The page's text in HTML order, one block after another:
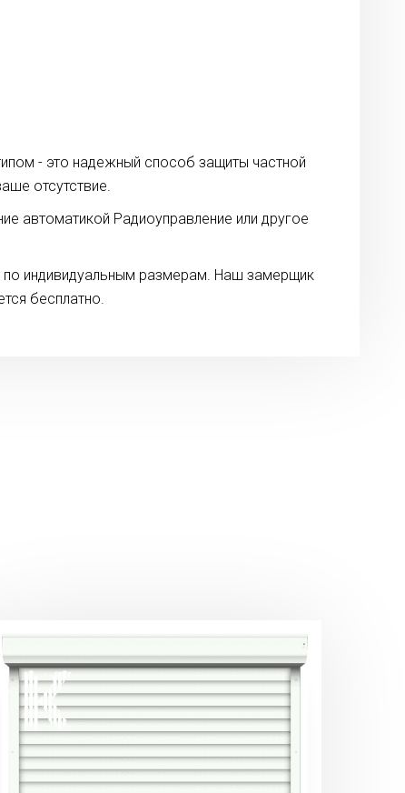
- это надежный способ защиты частной
отсутствие.
автоматикой Радиоуправление или другое
по индивидуальным размерам. Наш замерщик
бесплатно.